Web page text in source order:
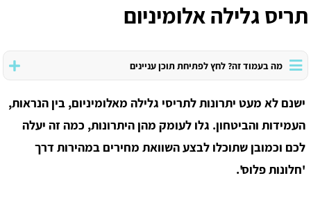
תריס גלילה אלומיניום
מה בעמוד זה? לחץ לפתיחת תוכן עניינים
ישנם לא מעט יתרונות לתריסי גלילה מאלומיניום, בין הנראות,
העמידות והביטחון. גלו לעומק מהן היתרונות, כמה זה יעלה
לכם וכמובן שתוכלו לבצע השוואת מחירים במהירות דרך
'חלונות פלוס'.